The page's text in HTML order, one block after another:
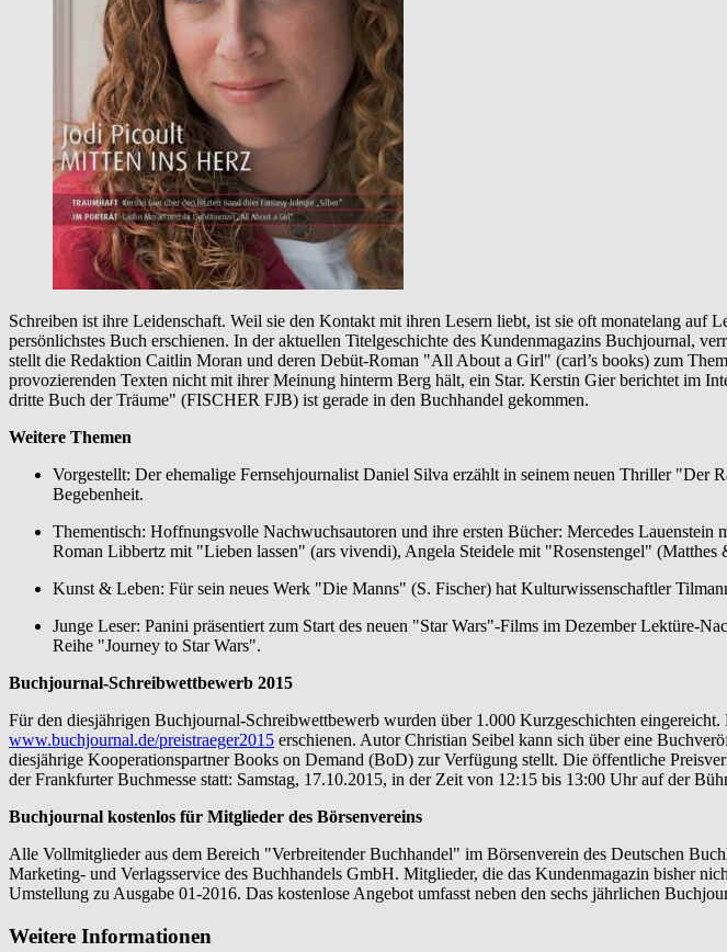
Schreiben ist ihre Leidenschaft. Weil sie den Kontakt mit ihren Lesern liebt, ist sie oft monatelang
persönlichstes Buch erschienen. In der aktuellen Titelgeschichte des Kundenmagazins Buchjournal,
stellt die Redaktion Caitlin Moran und deren Debüt-Roman "All About a Girl" (carl’s books) zum
provozierenden Texten nicht mit ihrer Meinung hinterm Berg hält, ein Star. Kerstin Gier berichtet im
dritte Buch der Träume" (FISCHER FJB) ist gerade in den Buchhandel gekommen.
Weitere Themen
Vorgestellt: Der ehemalige Fernsehjournalist Daniel Silva erzählt in seinem neuen Thriller
Begebenheit.
Thementisch: Hoffnungsvolle Nachwuchsautoren und ihre ersten Bücher: Mercedes
Roman Libbertz mit "Lieben lassen" (ars vivendi), Angela Steidele mit "Rosenstengel"
Kunst & Leben: Für sein neues Werk "Die Manns" (S. Fischer) hat Kulturwissenschaftler
Junge Leser: Panini präsentiert zum Start des neuen "Star Wars"-Films im Dezember Lektüre-
Reihe "Journey to Star Wars".
Buchjournal-Schreibwettbewerb 2015
Für den diesjährigen Buchjournal-Schreibwettbewerb wurden über 1.000 Kurzgeschichten
www.buchjournal.de/preistraeger2015 erschienen. Autor Christian Seibel kann sich über eine
diesjährige Kooperationspartner Books on Demand (BoD) zur Verfügung stellt. Die öffentliche
der Frankfurter Buchmesse statt: Samstag, 17.10.2015, in der Zeit von 12:15 bis 13:00 Uhr auf der
Buchjournal kostenlos für Mitglieder des Börsenvereins
Alle Vollmitglieder aus dem Bereich "Verbreitender Buchhandel" im Börsenverein des Deutschen
Marketing- und Verlagsservice des Buchhandels GmbH. Mitglieder, die das Kundenmagazin bisher
Umstellung zu Ausgabe 01-2016. Das kostenlose Angebot umfasst neben den sechs jährlichen
Weitere Informationen